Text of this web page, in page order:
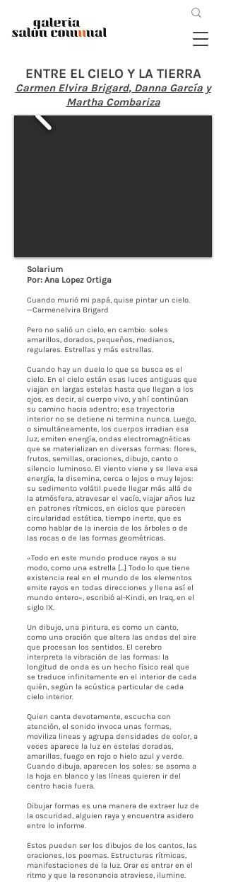
ENTRE EL CIELO Y LA TIERRA
Carmen Elvira Brigard, Danna García y
Martha Combariza
Solarium
Por: Ana López Ortiga
Cuando murió mi papá, quise pintar un cielo.
—Carmenelvira Brigard
Pero no salió un cielo, en cambio: soles
amarillos, dorados, pequeños, medianos,
regulares. Estrellas y más estrellas.
Cuando hay un duelo lo que se busca es el
cielo. En el cielo están esas luces antiguas que
viajan en largas estelas hasta que llegan a los
ojos, es decir, al cuerpo vivo, y ahí continúan
su camino hacia adentro; esa trayectoria
interior no se detiene ni termina nunca. Luego,
o simultáneamente, los cuerpos irradian esa
luz, emiten energía, ondas electromagnéticas
que se materializan en diversas formas: flores,
frutos, semillas, oraciones, dibujo, canto o
silencio luminoso. El viento viene y se lleva esa
energía, la disemina, cerca o lejos o muy lejos:
su sedimento volátil puede llegar más allá de
la atmósfera, atravesar el vacío, viajar años luz
en patrones rítmicos, en ciclos que parecen
circularidad estática, tiempo inerte, que es
como hablar de la inercia de los árboles o de
las rocas o de las formas geométricas.
«Todo en este mundo produce rayos a su
modo, como una estrella [...] Todo lo que tiene
existencia real en el mundo de los elementos
emite rayos en todas direcciones y llena así el
mundo entero», escribió al-Kindi, en Iraq, en el
siglo IX.
Un dibujo, una pintura, es como un canto,
como una oración que altera las ondas del aire
que procesan los sentidos. El cerebro
interpreta la vibración de las formas: la
longitud de onda es un hecho físico real que
se traduce infinitamente en el interior de cada
quién, según la acústica particular de cada
cielo interior.
Quien canta devotamente, escucha con
atención, el sonido invoca unas formas,
moviliza lineas y agrupa densidades de color, a
veces aparece la luz en estelas doradas,
amarillas, fuego en rojo o hielo azul y verde.
Cuando dibuja, aparecen los soles: se asoma a
la hoja en blanco y las líneas quieren ir del
centro hacia fuera.
Dibujar formas es una manera de extraer luz de
la oscuridad, alguien raya y encuentra asidero
entre lo informe.
Estos pueden ser los dibujos de los cantos, las
oraciones, los poemas. Estructuras rítmicas,
manifestaciones de la luz. Orar es entrar en el
ritmo y que la resonancia atraviese, ilumine.